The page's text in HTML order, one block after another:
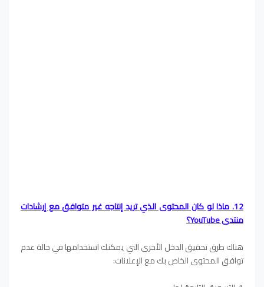
12. ماذا لو كان المحتوى الذي تريد إنتاجه غير متوافق مع إرشادات
منتدى YouTube؟
هناك طرق تحقيق الدخل الأخرى التي يمكنك استخدامها في حالة عدم
توافق المحتوى الخاص بك مع الإعلانات: